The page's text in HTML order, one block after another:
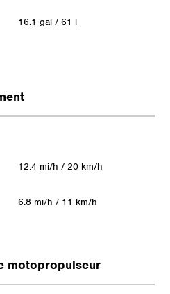
16.1 gal / 61 l
12.4 mi/h / 20 km/h
6.8 mi/h / 11 km/h
motopropulseur